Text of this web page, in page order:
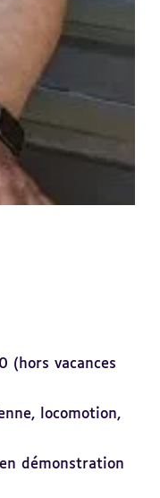
(hors vacances
locomotion,
démonstration